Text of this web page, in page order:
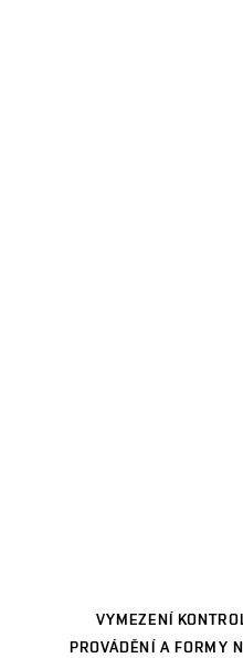
VYMEZENÍ
PROVÁDĚNÍ A FORMY